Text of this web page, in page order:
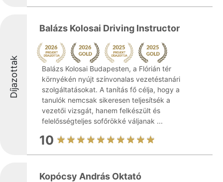
Díjazottak
Balázs Kolosai Driving Instructor
Balázs Kolosai Budapesten, a Flórián tér
környékén nyújt színvonalas vezetéstanári
szolgáltatásokat. A tanítás fő célja, hogy a
tanulók nemcsak sikeresen teljesítsék a
vezetői vizsgát, hanem felkészült és
felelősségteljes sofőrökké váljanak ...
10
Kopócsy András Oktató